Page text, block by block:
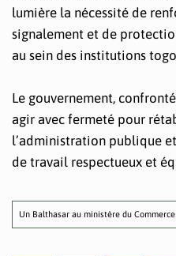
lumière la nécessité de
signalement et de
au sein des institutions
Le gouvernement,
agir avec fermeté pour
l’administration publique
de travail respectueux et
Un Balthasar au ministère du Commerce